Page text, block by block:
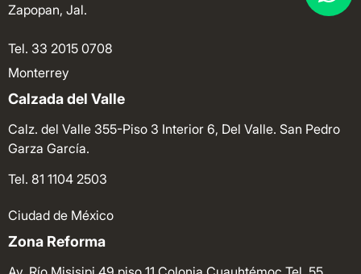
Zapopan, Jal.
Tel. 33 2015 0708
Monterrey
Calzada del Valle
Calz. del Valle 355-Piso 3 Interior 6, Del Valle. San Pedro
Garza García.
Tel. 81 1104 2503
Ciudad de México
Zona Reforma